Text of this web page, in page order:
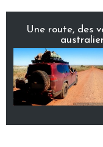
Une route, des